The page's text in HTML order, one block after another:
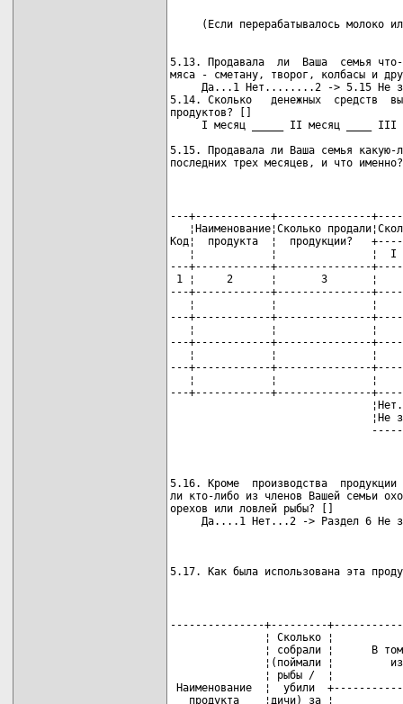
5.13. Продавала  ли  Ваша  семья что-
мяса - сметану, творог, колбасы и
Да...1 Нет........2 -> 5.15 Не
5.14. Сколько   денежных  средств
продуктов? []
I месяц _____ II месяц ____ III
5.15. Продавала ли Ваша семья какую-
последних трех месяцев, и что
---+------------+---------------
¦Наименование¦Сколько
Код¦  продукта  ¦
¦            ¦               ¦
---+------------+---------------
1 ¦     2      ¦       3       ¦
---+------------+---------------
¦            ¦               ¦
---+------------+---------------
¦            ¦               ¦
---+------------+---------------
¦            ¦               ¦
---+------------+---------------
¦            ¦               ¦
---+------------+---------------
¦Не
5.16. Кроме  производства  продукции
ли кто-либо из членов Вашей семьи
орехов или ловлей рыбы? []
5.17. Как была использована эта
---------------+---------
¦ Сколько ¦
¦ собрали ¦      В
¦(поймали ¦
¦ рыбы /  ¦
Наименование  ¦  убили
продукта    ¦дичи) за ¦